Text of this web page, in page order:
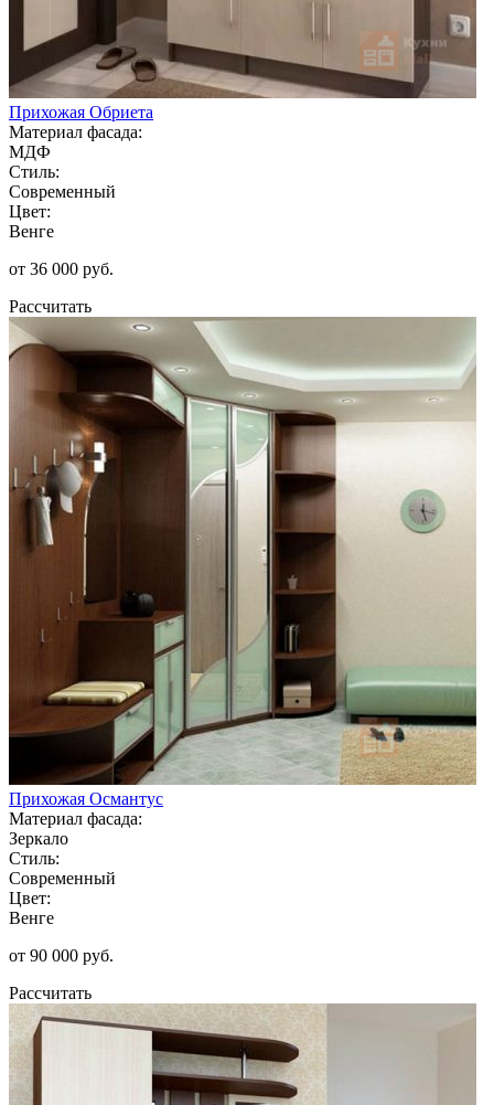
Прихожая Обриета
Материал фасада:
МДФ
Стиль:
Современный
Цвет:
Венге
от 36 000 руб.
Рассчитать
Прихожая Османтус
Материал фасада:
Зеркало
Стиль:
Современный
Цвет:
Венге
от 90 000 руб.
Рассчитать